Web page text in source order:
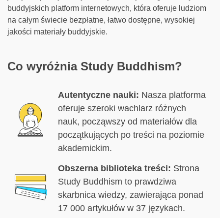
buddyjskich platform internetowych, która oferuje ludziom
na całym świecie bezpłatne, łatwo dostępne, wysokiej
jakości materiały buddyjskie.
Co wyróżnia Study Buddhism?
Autentyczne nauki: Nasza platforma
oferuje szeroki wachlarz różnych
nauk, począwszy od materiałów dla
początkujących po treści na poziomie
akademickim.
Obszerna biblioteka treści: Strona
Study Buddhism to prawdziwa
skarbnica wiedzy, zawierająca ponad
17 000 artykułów w 37 językach.